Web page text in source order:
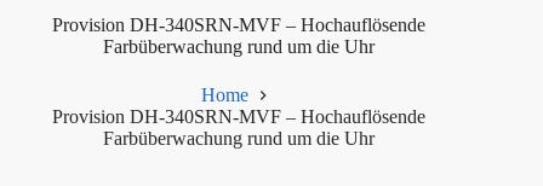
Provision DH-340SRN-MVF – Hochauflösende
Farbüberwachung rund um die Uhr
Home
Provision DH-340SRN-MVF – Hochauflösende
Farbüberwachung rund um die Uhr